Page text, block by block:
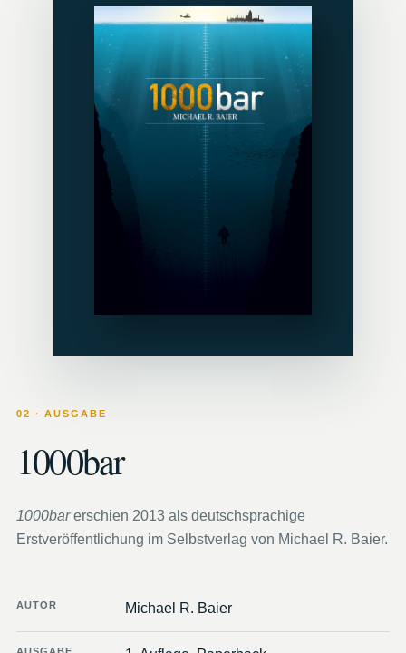
02 · AUSGABE
1000bar
1000barerschien 2013 als deutschsprachige
Erstveröffentlichung im Selbstverlag von Michael R. Baier.
AUTOR Michael R. Baier